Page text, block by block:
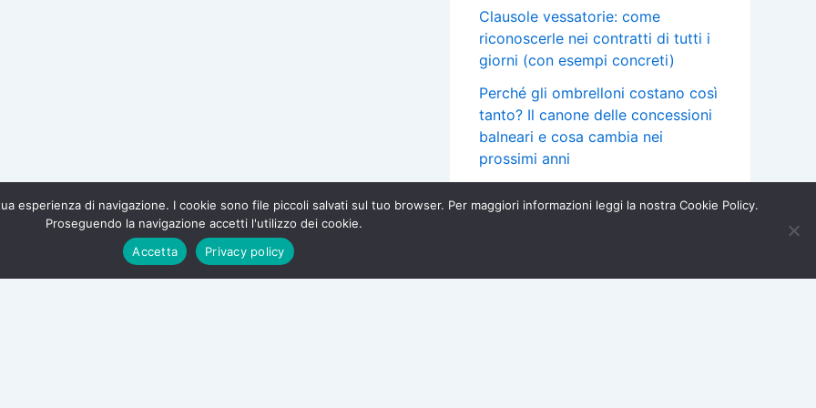
Clausole vessatorie: come
riconoscerle nei contratti di tutti i
giorni (con esempi concreti)
Perché gli ombrelloni costano così
tanto? Il canone delle concessioni
balneari e cosa cambia nei
prossimi anni
clausola “floor” e quando puoi
e difendi i tuoi diritti.
esperienza di navigazione. I cookie sono file piccoli salvati sul tuo browser. Per maggiori informazioni leggi la nostra Cookie Policy.
Proseguendo la navigazione accetti l'utilizzo dei cookie.
Accetta
Privacy policy